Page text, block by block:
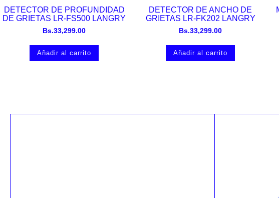
Vista rápida
DETECTOR DE PROFUNDIDAD
DE GRIETAS LR-FS500 LANGRY
Bs.33,299.00
Añadir al carrito
Vista rápida
DETECTOR DE ANCHO DE
GRIETAS LR-FK202 LANGRY
Bs.33,299.00
Añadir al carrito